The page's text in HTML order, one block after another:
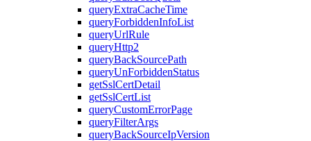
queryExtraCacheTime
queryForbiddenInfoList
queryUrlRule
queryHttp2
queryBackSourcePath
queryUnForbiddenStatus
getSslCertDetail
getSslCertList
queryCustomErrorPage
queryFilterArgs
queryBackSourceIpVersion